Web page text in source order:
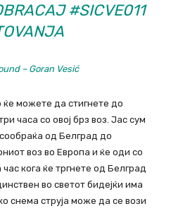
#SICVE011
– Goran Vesić
можете да стигнете до
часа со овој брз воз. Јас сум
од Белград до
воз во Европа и ќе оди со
кога ќе тргнете од Белград
во светот бидејќи има
снема струја може да се вози